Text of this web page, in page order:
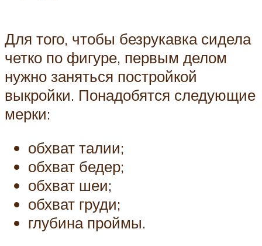
Для того, чтобы безрукавка сидела
четко по фигуре, первым делом
нужно заняться постройкой
выкройки. Понадобятся следующие
мерки:
обхват талии;
обхват бедер;
обхват шеи;
обхват груди;
глубина проймы.